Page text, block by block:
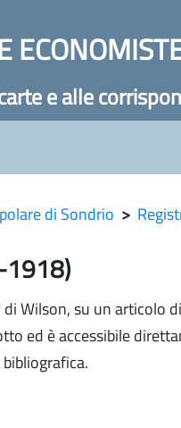
e alle
di Sondrio >
1918)
Wilson, su un articolo
ed è accessibile